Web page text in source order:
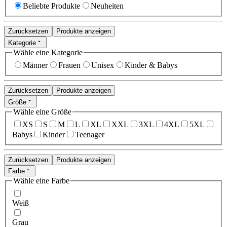
Beliebte Produkte Neuheiten
Zurücksetzen
Produkte anzeigen
Kategorie
Wähle eine Kategorie
Männer
Frauen Unisex Kinder & Babys
Zurücksetzen
Produkte anzeigen
Größe
Wähle eine Größe
XS
S M L XL XXL 3XL 4XL
5XL
Babys
Kinder Teenager
Zurücksetzen
Produkte anzeigen
Farbe
Wähle eine Farbe
Weiß
Grau